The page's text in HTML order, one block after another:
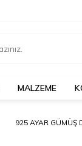
MALZEME
925 AYAR GÜMÜŞ